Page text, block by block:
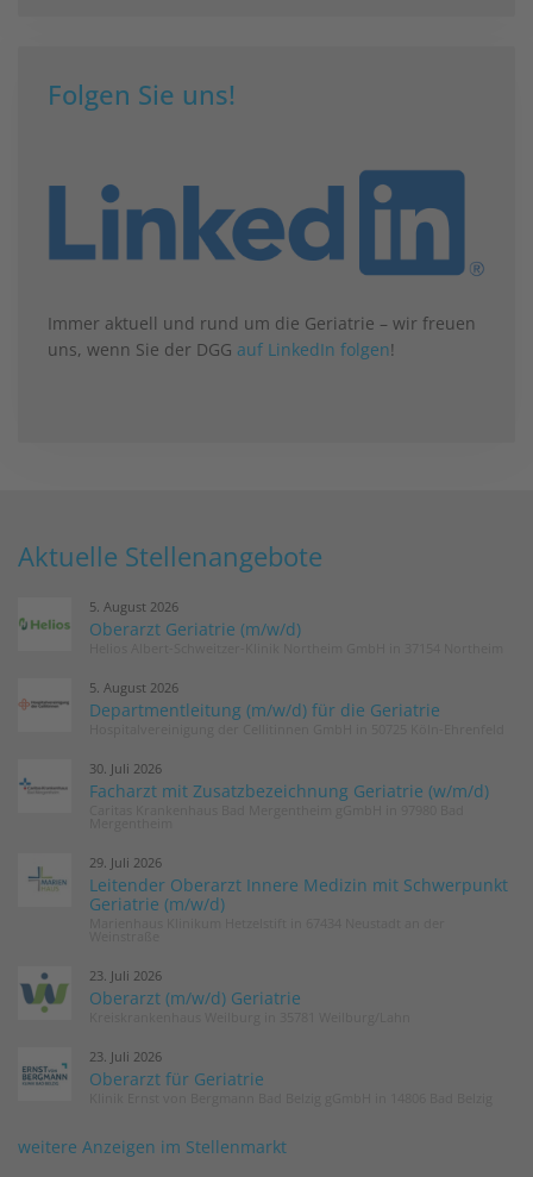
Folgen Sie uns!
Immer aktuell und rund um die Geriatrie – wir freuen
uns, wenn Sie der DGG auf LinkedIn folgen!
Aktuelle Stellenangebote
5. August 2026
Oberarzt Geriatrie (m/w/d)
5. August 2026
Departmentleitung (m/w/d) für die Geriatrie
30. Juli 2026
Facharzt mit Zusatzbezeichnung Geriatrie (w/m/d)
29. Juli 2026
Leitender Oberarzt Innere Medizin mit Schwerpunkt
Geriatrie (m/w/d)
23. Juli 2026
Oberarzt (m/w/d) Geriatrie
23. Juli 2026
Oberarzt für Geriatrie
weitere Anzeigen im Stellenmarkt